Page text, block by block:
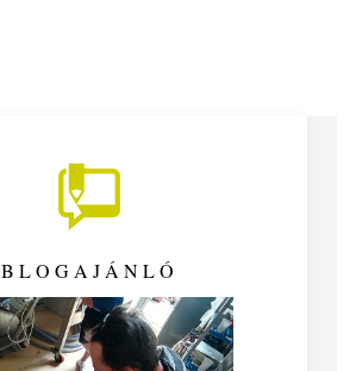
BLOGAJÁNLÓ